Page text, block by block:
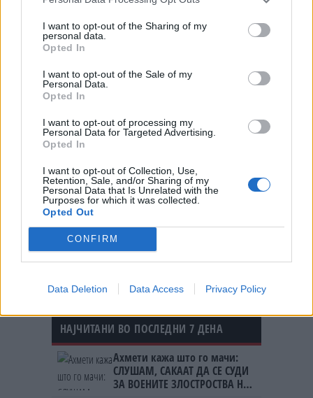
I want to opt-out of the Sharing of my
personal data.
Opted In
I want to opt-out of the Sale of my
Personal Data.
Opted In
I want to opt-out of processing my
Personal Data for Targeted Advertising.
Opted In
I want to opt-out of Collection, Use,
Retention, Sale, and/or Sharing of my
Personal Data that Is Unrelated with the
Purposes for which it was collected.
Opted Out
CONFIRM
Data Deletion Data Access Privacy Policy
МАКЕДОНСКИ ВОЗАЧ КОЈ ЌЕ
НАСТАПИ СО ПРОТОТИП БОЛИД
новиот тренер и ги шокира сите!
(ФОТО)
НАЈЧИТАНИ ВО ПОСЛЕДНИ 7 ДЕНА
Ахмети кажа што го мачи:
СЛУШАМ, САКААТ ДА СЕ СУДИ
ЗА ВОЕНИТЕ ЗЛОСТРОСТВА НА